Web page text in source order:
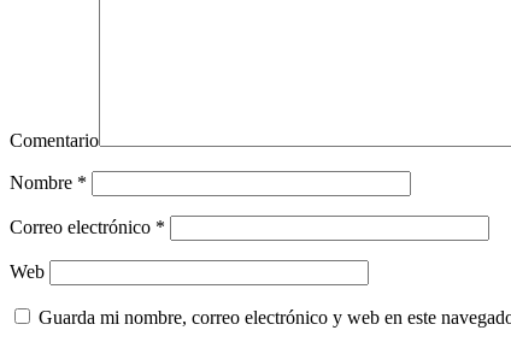
Comentario
Nombre *
Correo electrónico *
Web
Guarda mi nombre, correo electrónico y web en este